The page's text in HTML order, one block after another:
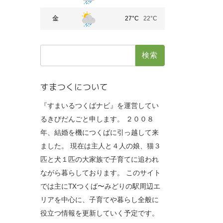
金 27°C 22°C
すまつくについて
『すまいるつくばナビ』を運営してい
るきびだんごと申します。 ２００８
年、結婚を機につくばに引っ越して来
ました。 現在は主人と４人の娘、猫３
匹と犬１匹の大家族で子育てに追われ
ながら暮らしております。 このサイト
では主にTXつくば〜みどりの駅周辺エ
リアを中心に、子育てや暮らし全般に
役立つ情報を更新していく予定です。